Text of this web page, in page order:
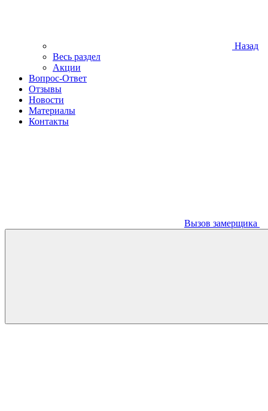
Назад
Весь раздел
Акции
Вопрос-Ответ
Отзывы
Новости
Материалы
Контакты
Вызов замерщика